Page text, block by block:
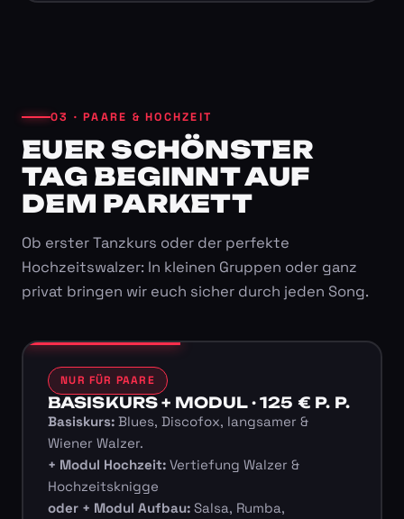
03 · PAARE & HOCHZEIT
EUER SCHÖNSTER
TAG BEGINNT AUF
DEM PARKETT
Ob erster Tanzkurs oder der perfekte
Hochzeitswalzer: In kleinen Gruppen oder ganz
privat bringen wir euch sicher durch jeden Song.
NUR FÜR PAARE
BASISKURS + MODUL · 125 € P. P.
Basiskurs:Blues, Discofox, langsamer &
Wiener Walzer.
+ Modul Hochzeit:Vertiefung Walzer &
Hochzeitsknigge
oder + Modul Aufbau:Salsa, Rumba,